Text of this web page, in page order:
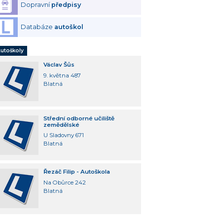
Dopravní předpisy
Databáze autoškol
Václav Šůs
9. května 487
Blatná
Střední odborné učiliště
zemědělské
U Sladovny 671
Blatná
Řezáč Filip - Autoškola
Na Obůrce 242
Blatná